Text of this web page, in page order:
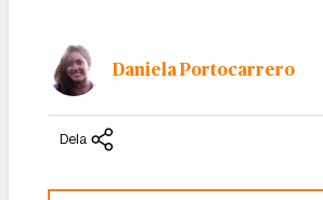
Daniela Portocarrero
Dela